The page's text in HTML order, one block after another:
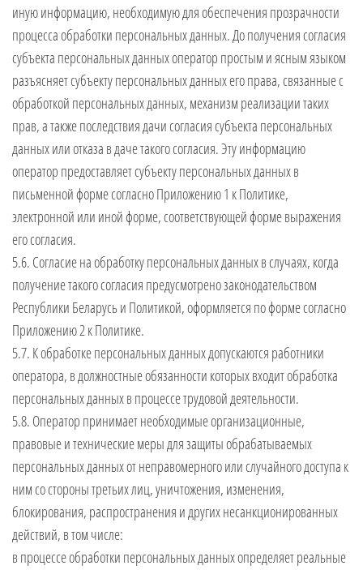
иную информацию, необходимую для обеспечения прозрачности
процесса обработки персональных данных. До получения согласия
субъекта персональных данных оператор простым и ясным языком
разъясняет субъекту персональных данных его права, связанные с
обработкой персональных данных, механизм реализации таких
прав, а также последствия дачи согласия субъекта персональных
данных или отказа в даче такого согласия. Эту информацию
оператор предоставляет субъекту персональных данных в
письменной форме согласно Приложению 1 к Политике,
электронной или иной форме, соответствующей форме выражения
его согласия.
5.6. Согласие на обработку персональных данных в случаях, когда
получение такого согласия предусмотрено законодательством
Республики Беларусь и Политикой, оформляется по форме согласно
Приложению 2 к Политике.
5.7. К обработке персональных данных допускаются работники
оператора, в должностные обязанности которых входит обработка
персональных данных в процессе трудовой деятельности.
5.8. Оператор принимает необходимые организационные,
правовые и технические меры для защиты обрабатываемых
персональных данных от неправомерного или случайного доступа к
ним со стороны третьих лиц, уничтожения, изменения,
блокирования, распространения и других несанкционированных
действий, в том числе:
в процессе обработки персональных данных определяет реальные